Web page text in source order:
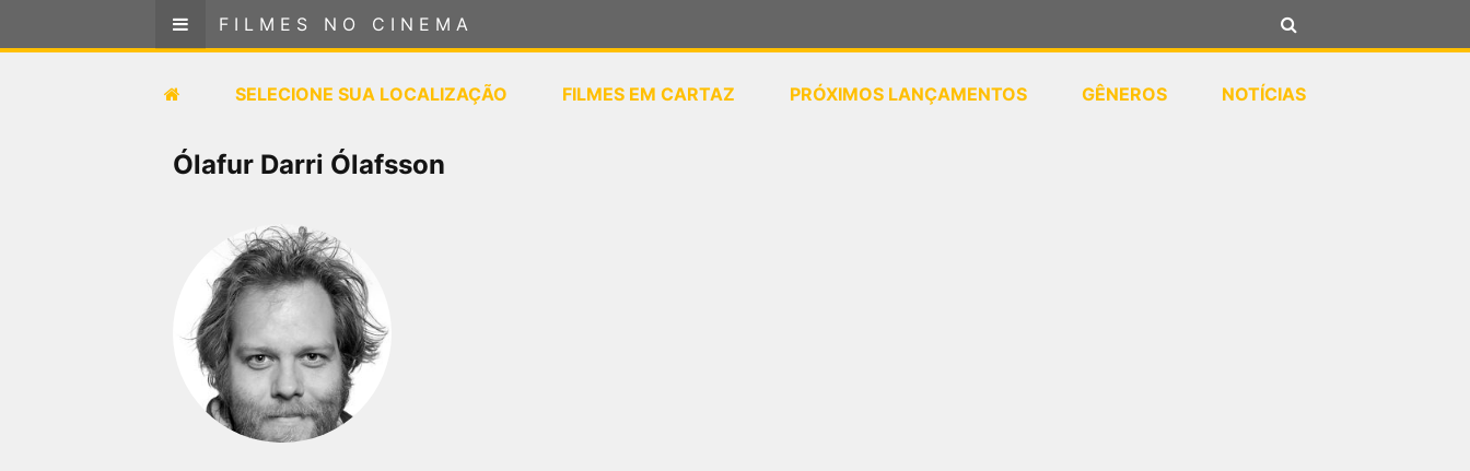
FILMES NO CINEMA
SELECIONE SUA LOCALIZAÇÃO FILMES EM CARTAZ PRÓXIMOS LANÇAMENTOS GÊNEROS NOTÍCIAS
Ólafur Darri Ólafsson
FILMES NO CINEMA
SELECIONE SUA LOCALIZAÇÃO
FILMES EM CARTAZ
é o maior localizador de